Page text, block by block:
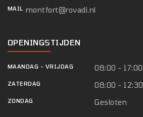
MAIL montfort@rovadi.nl
OPENINGSTIJDEN
MAANDAG - VRIJDAG 08:00 - 17:00
ZATERDAG 08:00 - 12:30
ZONDAG Gesloten